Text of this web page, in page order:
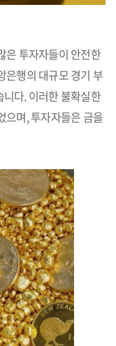
은 투자자들이 안전한
은행의 대규모 경기 부
다. 이러한 불확실한
으며, 투자자들은 금을